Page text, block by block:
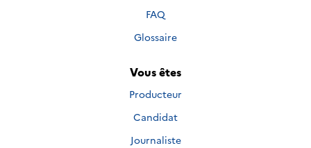
FAQ
Glossaire
Vous êtes
Producteur
Candidat
Journaliste